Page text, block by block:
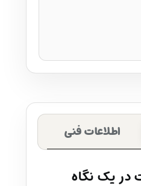
اطلاعات فنی
یک نگاه